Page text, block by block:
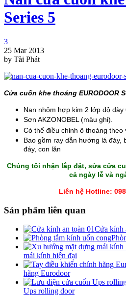
Series 5
3
25 Mar 2013
by Tài Phát
Cửa cuốn khe thoáng EURODOOR
Nan nhôm hợp kim 2 lớp độ dày
Sơn AKZONOBEL (màu ghi).
Có thể điều chỉnh ô thoáng theo
Bao gồm ray dẫn hướng lá đáy,
đáy, con lăn
Chúng tôi nhận lắp đặt, sửa cửa
cả ngày lễ và
Liên hệ Hotline:
Sản phẩm liên quan
Cửa kính
mái kính hiện đại
hãng Eurodoor
Ups rolling door